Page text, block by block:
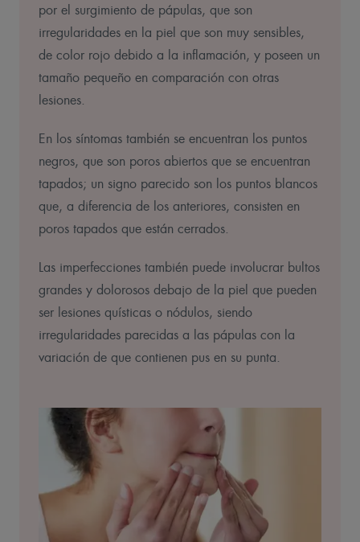
por el surgimiento de pápulas, que son
irregularidades en la piel que son muy sensibles,
de color rojo debido a la inflamación, y poseen un
tamaño pequeño en comparación con otras
lesiones.
En los síntomas también se encuentran los puntos
negros, que son poros abiertos que se encuentran
tapados; un signo parecido son los puntos blancos
que, a diferencia de los anteriores, consisten en
poros tapados que están cerrados.
Las imperfecciones también puede involucrar bultos
grandes y dolorosos debajo de la piel que pueden
ser lesiones quísticas o nódulos, siendo
irregularidades parecidas a las pápulas con la
variación de que contienen pus en su punta.